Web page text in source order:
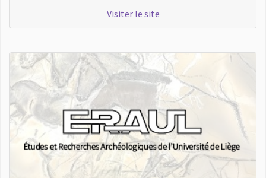
Visiter le site